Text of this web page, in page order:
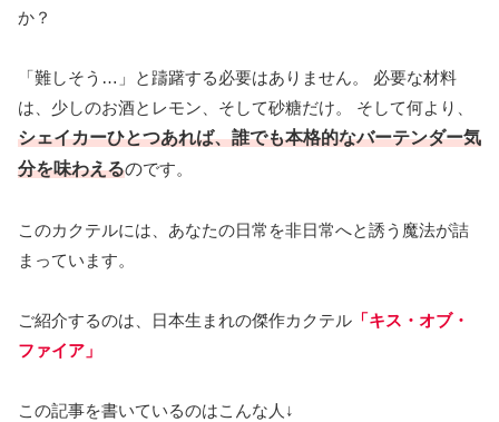
か？
「難しそう…」と躊躇する必要はありません。 必要な材料
は、少しのお酒とレモン、そして砂糖だけ。 そして何より、
シェイカーひとつあれば、誰でも本格的なバーテンダー気
分を味わえるのです。
このカクテルには、あなたの日常を非日常へと誘う魔法が詰
まっています。
ご紹介するのは、日本生まれの傑作カクテル 「キス・オブ・
ファイア」
この記事を書いているのはこんな人↓